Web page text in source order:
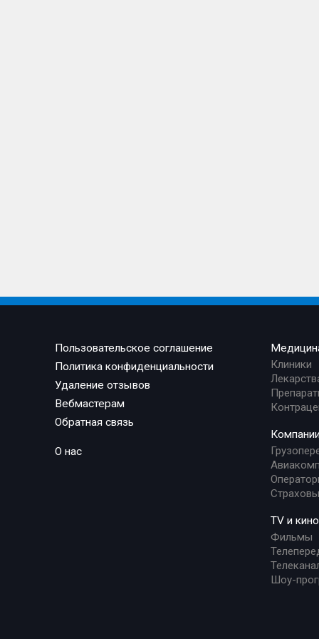
Пользовательское соглашение
Политика конфиденциальности
Удаление отзывов
Вебмастерам
Обратная связь
О нас
Клиники
TV и кино
Фильмы
Шоу-